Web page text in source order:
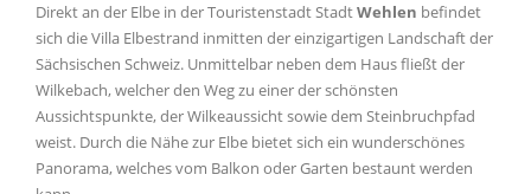
Direkt an der Elbe in der Touristenstadt StadtWehlen befindet
sich die Villa Elbestrand inmitten der einzigartigen Landschaft der
Sächsischen Schweiz. Unmittelbar neben dem Haus fließt der
Wilkebach, welcher den Weg zu einer der schönsten
Aussichtspunkte, der Wilkeaussicht sowie dem Steinbruchpfad
weist. Durch die Nähe zur Elbe bietet sich ein wunderschönes
Panorama, welches vom Balkon oder Garten bestaunt werden